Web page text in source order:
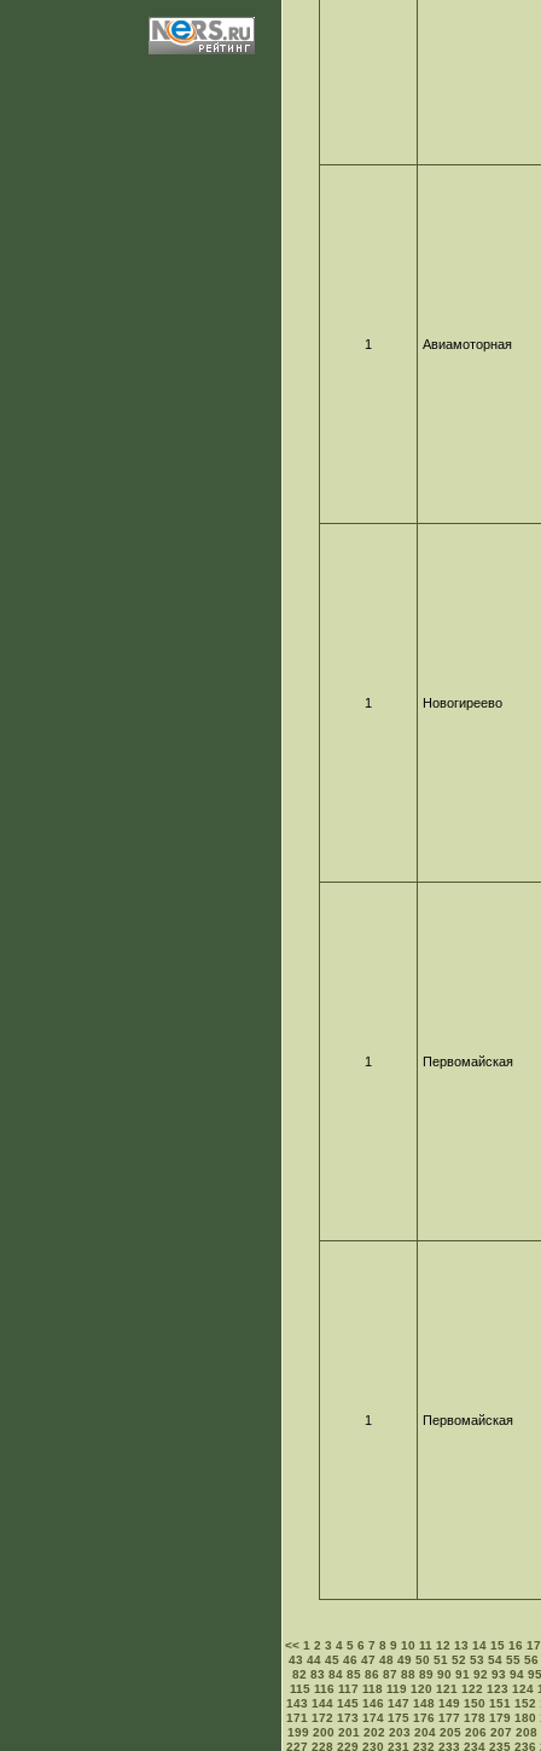
1 Авиамоторная
1 Новогиреево
1 Первомайская
1 Первомайская
<<1 2 3 4 5 6 7 8 9 10 11 12 13 14 15 16 17
43 44 45 46 47 48 49 50 51 52 53 54 55 56
82 83 84 85 86 87 88 89 90 91 92 93 94 95
115 116 117 118 119 120 121 122 123 124
143 144 145 146 147 148 149 150 151 152
171 172 173 174 175 176 177 178 179 180
199 200 201 202 203 204 205 206 207 208
227 228 229 230 231 232 233 234 235 236